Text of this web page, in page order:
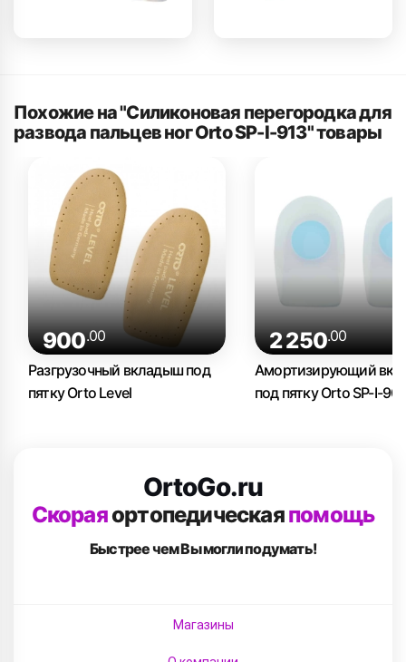
Похожие на "Силиконовая перегородка для
развода пальцев ног Orto SP-I-913" товары
900.00
Разгрузочный вкладыш под
пятку Orto Level
2 250.00
Амортизирующий
под пятку Orto SP-I-
OrtoGo.ru
Скораяортопедическаяпомощь
Быстрее чем Вымогли подумать!
Магазины